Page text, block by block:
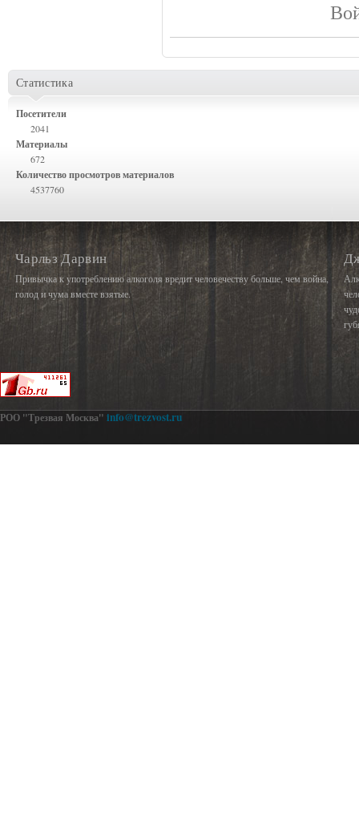
Статистика
Посетители
2041
Материалы
672
Количество просмотров материалов
4537760
Чарльз Дарвин
Привычка к употреблению алкоголя вредит человечеству больше, чем война,
голод и чума вместе взятые.
РОО "Трезвая Москва" info@trezvost.ru